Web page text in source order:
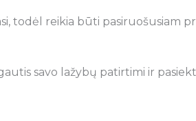
todėl reikia būti pasiruošusiam
savo lažybų patirtimi ir